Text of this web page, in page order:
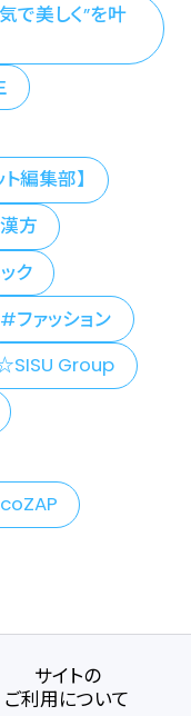
で美しく”を叶
編集部】
方
ク
ファッション
Group
サイトの
ご利用について